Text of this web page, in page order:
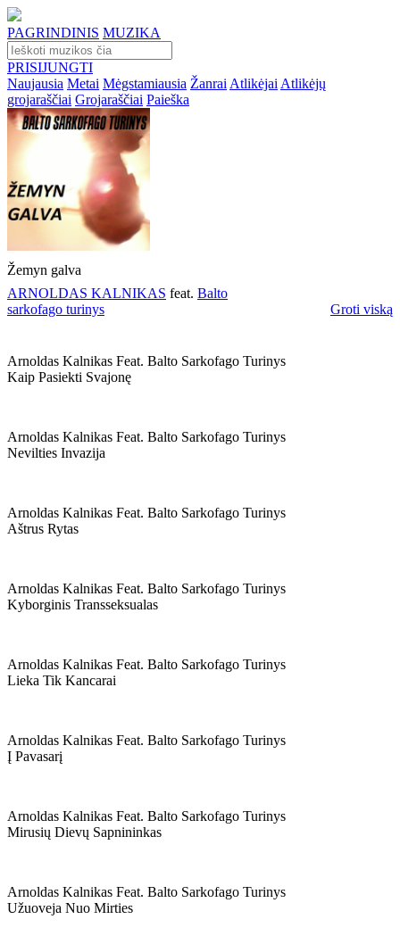
PAGRINDINIS MUZIKA
PRISIJUNGTI
Naujausia Metai Mėgstamiausia Žanrai Atlikėjai Atlikėjų
grojaraščiai Grojaraščiai Paieška
Žemyn galva
ARNOLDAS KALNIKAS feat. Balto
sarkofago turinys
Groti viską
Arnoldas Kalnikas Feat. Balto Sarkofago Turinys
Kaip Pasiekti Svajonę
Arnoldas Kalnikas Feat. Balto Sarkofago Turinys
Nevilties Invazija
Arnoldas Kalnikas Feat. Balto Sarkofago Turinys
Aštrus Rytas
Arnoldas Kalnikas Feat. Balto Sarkofago Turinys
Kyborginis Transseksualas
Arnoldas Kalnikas Feat. Balto Sarkofago Turinys
Lieka Tik Kancarai
Arnoldas Kalnikas Feat. Balto Sarkofago Turinys
Į Pavasarį
Arnoldas Kalnikas Feat. Balto Sarkofago Turinys
Mirusių Dievų Sapnininkas
Arnoldas Kalnikas Feat. Balto Sarkofago Turinys
Užuoveja Nuo Mirties